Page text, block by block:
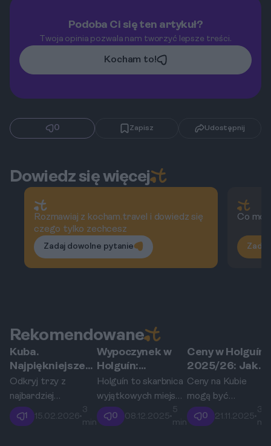
Podoba Ci się ten artykuł?
Twoja opinia pozwala nam tworzyć lepsze treści.
Kocham to!
0 Zapisz Udostępnij
Dowiedz się więcej
Rozmawiaj z kocham.travel i dowiedz się
czego tylko zechcesz
Zadaj dowolne pytanie
Co
Rekomendowane
Holguín
Kuba.
Najpiękniejsze
plaże w
okolicach
Holguín:
Guardalavaca,
Odkryj trzy z
najbardziej
zachwycających plaż
Kuby, które oferują
1 15.02.2026•
3
min
Holguín
Wypoczynek w
Holguín:
Spokojne
wakacje na
wschodnim
wybrzeżu Kuby
Holguín to skarbnica
wyjątkowych miejsc,
gdzie wspaniała
natura spotyka
0 08.12.2025•
5
min
Holguín
Ceny w Holguín
2025/26: Jak
planować
budżet na
wakacje na
Kubie?
Ceny na Kubie
mogą być
zaskakujące oraz
zróżnicowane,
0 21.11.2025•
3
min